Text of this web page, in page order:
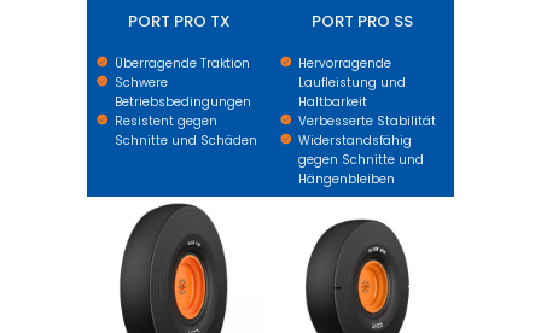
PORT PRO TX
Überragende Traktion
Schwere
Betriebsbedingungen
Resistent gegen
Schnitte und Schäden
PORT PRO SS
Hervorragende
Laufleistung und
Haltbarkeit
Verbesserte Stabilität
Widerstandsfähig
gegen Schnitte und
Hängenbleiben